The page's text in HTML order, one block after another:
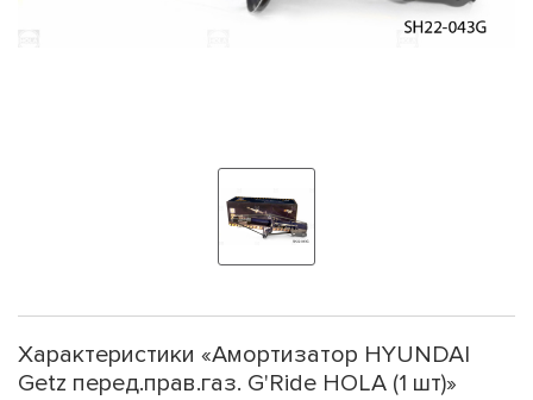
Характеристики «Амортизатор HYUNDAI
Getz перед.прав.газ. G'Ride HOLA (1 шт)»